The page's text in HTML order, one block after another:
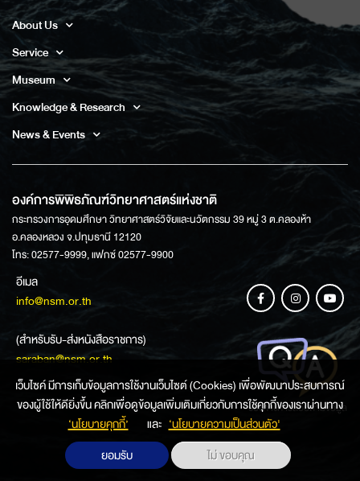
About Us
Service
Museum
Knowledge & Research
News & Events
องค์การพิพิธภัณฑ์วิทยาศาสตร์แห่งชาติ
กระทรวงการอุดมศึกษา วิทยาศาสตร์วิจัยและนวัตกรรม 39 หมู่ 3 ต.คลองห้า
อ.คลองหลวง จ.ปทุมธานี 12120
โทร: 02577-9999, แฟกซ์ 02577-9900
อีเมล
info@nsm.or.th
(สำหรับรับ-ส่งหนังสือราชการ)
saraban@nsm.or.th
ช่องทางการสอบถามข้อมูล
เว็บไซค์ มีการเก็บข้อมูลการใช้งานเว็บไซต์ (Cookies) เพื่อพัฒนาประสบการณ์
ของผู้ใช้ให้ดียิ่งขึ้น คลิกเพื่อดูข้อมูลเพิ่มเติมเกี่ยวกับการใช้คุกกี้ของเราผ่านทาง
‘นโยบายคุกกี้’
และ ‘นโยบายความเป็นส่วนตัว'
ยอมรับ
ไม่ ขอบคุณ